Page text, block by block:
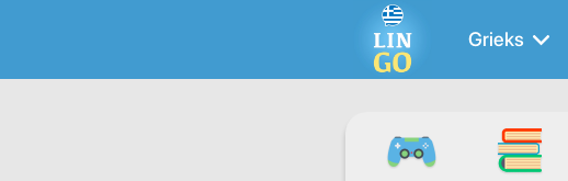
Grieks